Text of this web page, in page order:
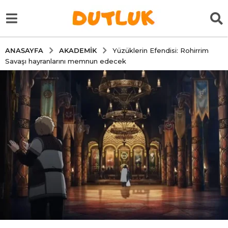
ANASAYFA AKADEMIK
Yüzüklerin Efendisi: Rohirrim
Savaşı hayranlarını memnun edecek